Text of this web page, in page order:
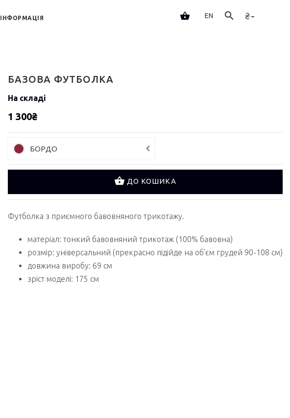
ІНФОРМАЦІЯ ₴
EN
БАЗОВА ФУТБОЛКА
На складі
1 300₴
БОРДО
ДО КОШИКА
Футболка з приємного бавовняного трикотажу.
матеріал: тонкий бавовняний трикотаж (100% бавовна)
розмір: універсальний (прекрасно підійде на об'єм грудей 90-108 см)
довжина виробу: 69 см
зріст моделі: 175 см